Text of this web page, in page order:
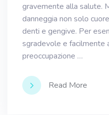
gravemente alla salute.
danneggia non solo
denti e gengive. Per
sgradevole e facilmente
preoccupazione …
Read More